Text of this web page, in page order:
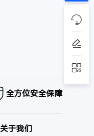
全方位安全保障
关于我们